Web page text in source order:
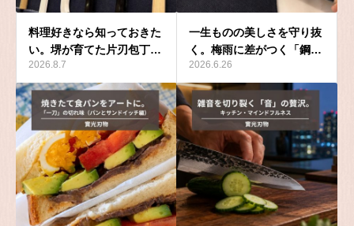
料理好きなら知っておきた
い。堺が育てた片刃包丁…
2026.8.7
一生ものの美しさを守り抜
く。梅雨に差がつく「鋼…
2026.6.26